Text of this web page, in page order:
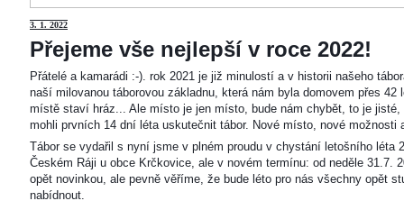
3. 1. 2022
Přejeme vše nejlepší v roce 2022!
Přátelé a kamarádi :-). rok 2021 je již minulostí a v historii našeho
naší milovanou táborovou základnu, která nám byla domovem přes
místě staví hráz... Ale místo je jen místo, bude nám chybět, to je
mohli prvních 14 dní léta uskutečnit tábor. Nové místo, nové
Tábor se vydařil s nyní jsme v plném proudu v chystání letošního léta
Českém Ráji u obce Krčkovice, ale v novém termínu: od neděle 31.7.
opět novinkou, ale pevně věříme, že bude léto pro nás všechny opět
nabídnout.